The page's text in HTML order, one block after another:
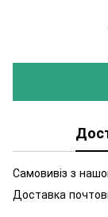
Самовивіз з
Доставка